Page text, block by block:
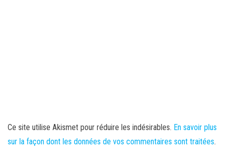
Ce site utilise Akismet pour réduire les indésirables. En savoir plus
sur la façon dont les données de vos commentaires sont traitées.